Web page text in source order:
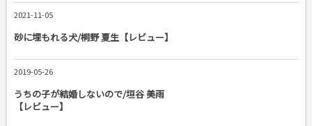
2021-11-05
砂に埋もれる犬/桐野 夏生【レビュー】
2019-05-26
うちの子が結婚しないので/垣谷 美雨
【レビュー】